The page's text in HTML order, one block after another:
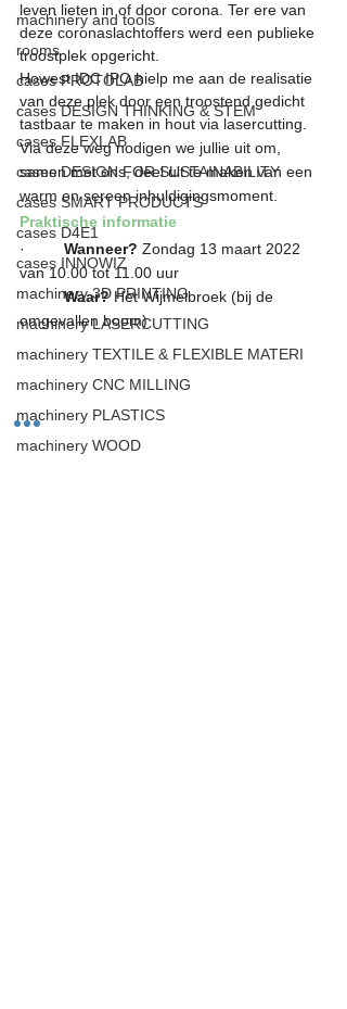
machinery and tools
rooms
cases PROTOLAB
cases DESIGN THINKING & STEM
cases FLEXLAB
cases DESIGN FOR SUSTAINABILITY
cases SMART PRODUCTS
cases D4E1
cases INNOWIZ
machinery 3D PRINTING
machinery LASERCUTTING
machinery TEXTILE & FLEXIBLE MATERI
machinery CNC MILLING
machinery PLASTICS
machinery WOOD
leven lieten in of door corona. Ter ere van
deze coronaslachtoffers werd een publieke
troostplek opgericht.
Howest IDC IPO hielp me aan de realisatie
van deze plek door een troostend gedicht
tastbaar te maken in hout via lasercutting.
Via deze weg nodigen we jullie uit om,
samen met ons, deel uit te maken van een
warm en sereen inhuldigingsmoment.
Praktische informatie
· Wanneer? Zondag 13 maart 2022
van 10.00 tot 11.00 uur
· Waar? Het Wijmelbroek (bij de
omgevallen boom)